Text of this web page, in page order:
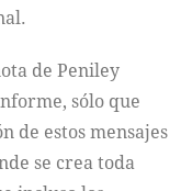
de Peniley
sólo que
de estos mensajes
se crea toda